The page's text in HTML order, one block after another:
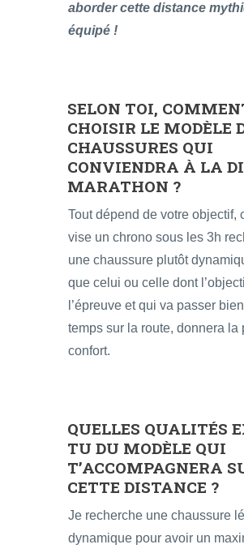
aborder cette distance
équipé !
SELON TOI,
CHOISIR LE MODÈLE
CHAUSSURES QUI
CONVIENDRA À LA
MARATHON ?
Tout dépend de votre objectif,
vise un chrono sous les 3h
une chaussure plutôt
que celui ou celle dont
l’épreuve et qui va passer
temps sur la route, donnera la
confort.
QUELLES QUALITÉS
TU DU MODÈLE QUI
T’ACCOMPAGNERA
CETTE DISTANCE ?
Je recherche une chaussure
dynamique pour avoir un